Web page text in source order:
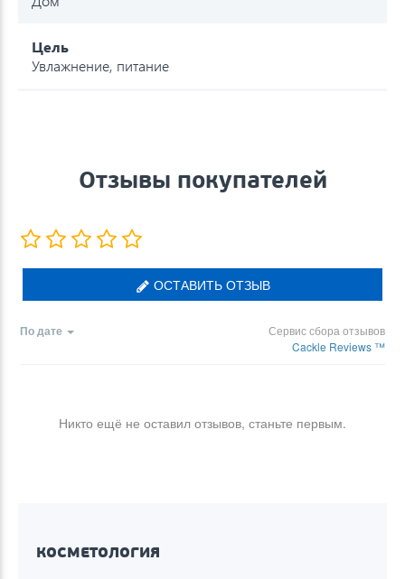
Цель
Увлажнение, питание
Отзывы покупателей
ОСТАВИТЬ ОТЗЫВ
По дате
Сервис сбора отзывов
Cackle Reviews ™
Никто ещё не оставил отзывов, станьте первым.
КОСМЕТОЛОГИЯ